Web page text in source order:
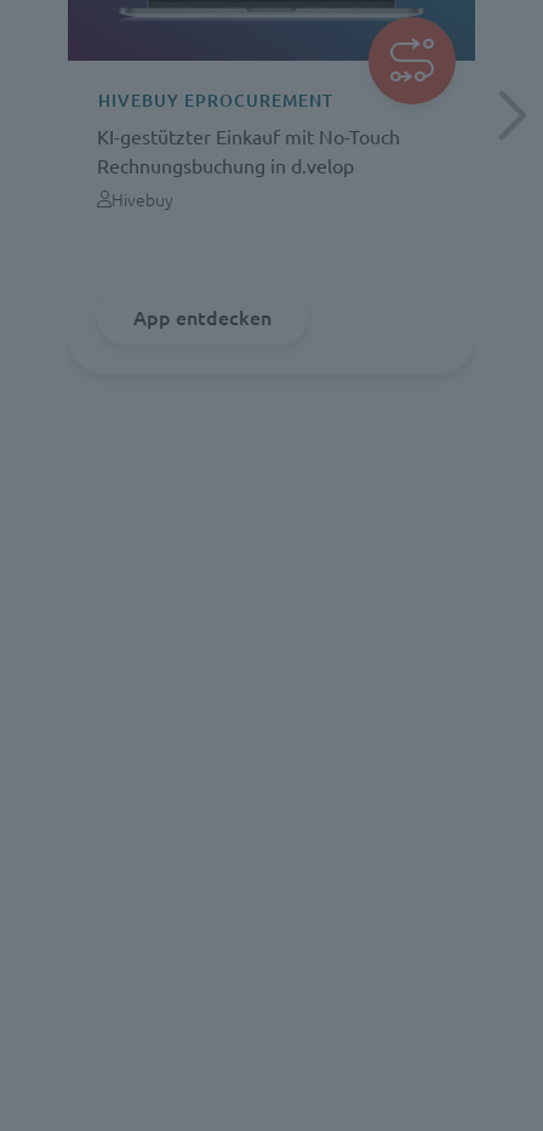
KI-gestützter Einkauf mit No-Touch
Rechnungsbuchung in d.velop
HIVEBUY EPROCUREMENT
Hivebuy
App entdecken